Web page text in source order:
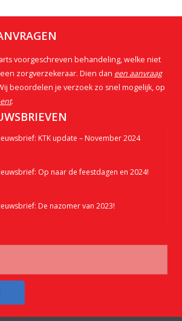
voorgeschreven behandeling, welke niet
zorgverzekeraar. Dien dan een aanvraag
beoordelen je verzoek zo snel mogelijk, op
.
KTK update – November 2024
Op naar de feestdagen en 2024!
De nazomer van 2023!